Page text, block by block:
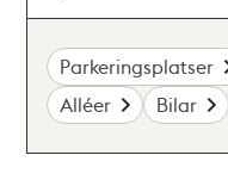
Parkeringsplatser
Alléer
Bilar